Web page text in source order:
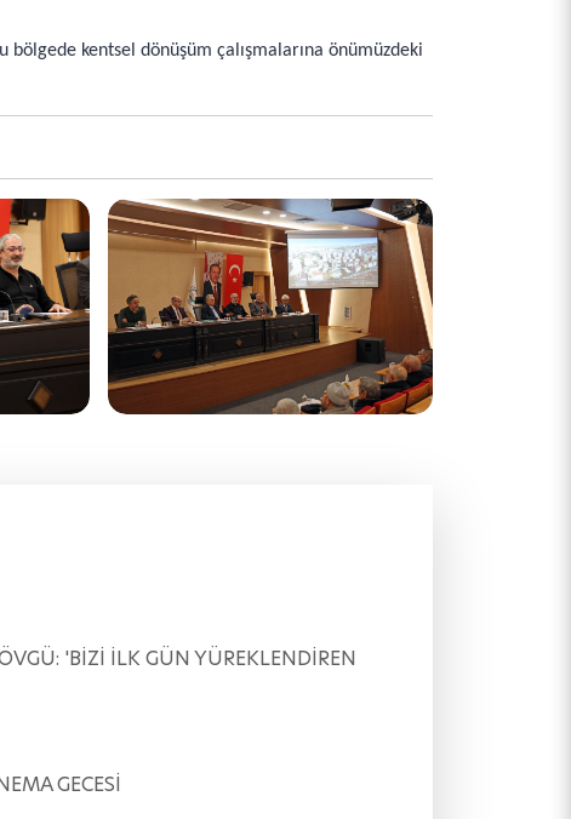
bölgede kentsel dönüşüm çalışmalarına önümüzdeki
'BİZİ İLK GÜN YÜREKLENDİREN
GECESİ